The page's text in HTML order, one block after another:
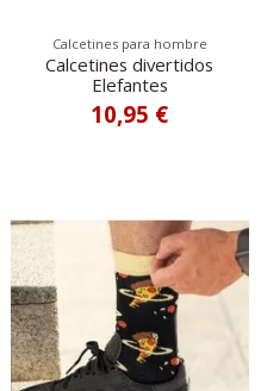
Calcetines para hombre
Calcetines divertidos
Elefantes
10,95 €